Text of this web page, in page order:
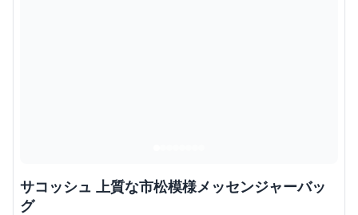
サコッシュ 上質な市松模様メッセンジャーバッ
グ